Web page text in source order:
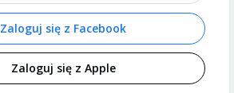
Zaloguj się z Facebook
Zaloguj się z Apple